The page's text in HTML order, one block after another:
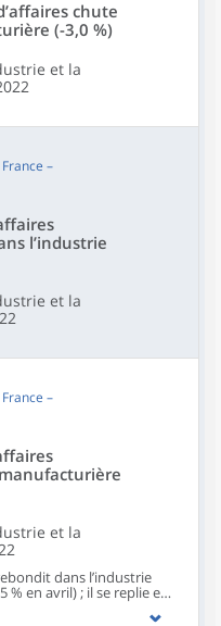
chute
(-3,0 %)
et la
France –
l’industrie
et la
France –
et la
dans l’industrie
% en avril) ; il se replie en
(–0,6 % après +2,0 %